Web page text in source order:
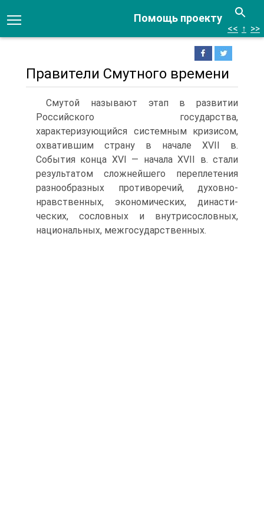
Помощь проекту
<< ↑ >>
Правители Смутного времени
Смутой называют этап в развитии
Российского госу­дарства,
характеризующийся системным кризисом,
охватившим страну в начале XVII в.
События конца XVI — начала XVII в. стали
результатом сложней­шего переплетения
разнообразных противоречий, духовно-
нравственных, экономических, династи­
ческих, сословных и внутрисословных,
националь­ных, межгосударственных.